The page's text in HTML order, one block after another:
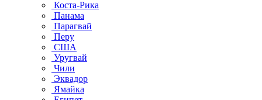
Коста-Рика
Панама
Парагвай
Перу
США
Уругвай
Чили
Эквадор
Ямайка